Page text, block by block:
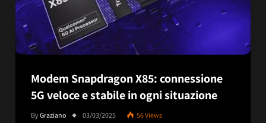
Modem Snapdragon X85: connessione
5G veloce e stabile in ogni situazione
ByGraziano 03/03/2025 56Views